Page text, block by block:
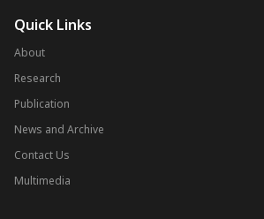
Quick Links
About
Research
Publication
News and Archive
Contact Us
Multimedia